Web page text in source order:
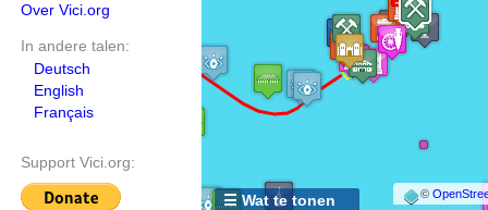
Over Vici.org
In andere talen:
Deutsch
English
Français
Support Vici.org:
©
☰ Wat te tonen